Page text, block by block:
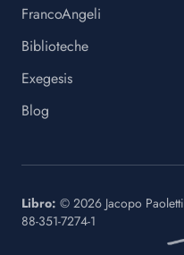
FrancoAngeli
Biblioteche
Exegesis
Blog
Libro: © 2026 Jacopo Paoletti
88-351-7274-1